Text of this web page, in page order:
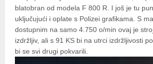
blatobran od modela F 800 R. I još je tu
uključujući i oplate s Polizei grafikama. S
dostupnim na samo 4.750 o/min ovaj je
izdržljiv, ali s 91 KS bi na utrci izdržljivosti
bi se svi drugi pokvarili.